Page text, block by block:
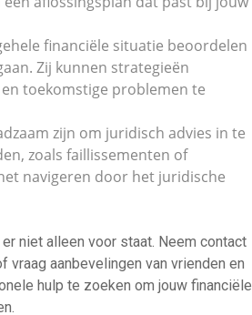
financiële situatie beoordelen
Zij kunnen strategieën
toekomstige problemen te
zijn om juridisch advies in te
zoals faillissementen of
navigeren door het juridische
niet alleen voor staat. Neem contact
aanbevelingen van vrienden en
hulp te zoeken om jouw financiële